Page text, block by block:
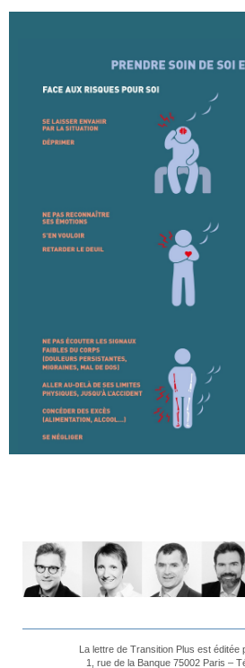
La lettre de Transition Plus est éditée
1, rue de la Banque 75002 Paris –